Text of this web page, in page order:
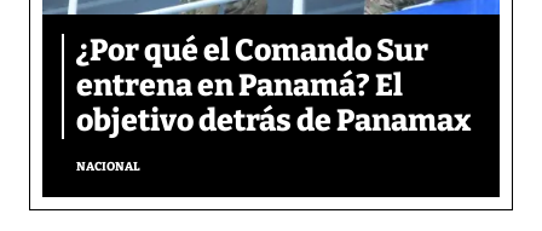
¿Por qué el Comando Sur
entrena en Panamá? El
objetivo detrás de Panamax
NACIONAL